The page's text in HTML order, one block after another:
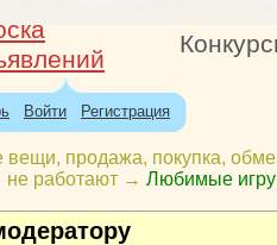
Войти Регистрация
вещи, продажа, покупка,
не работают → Любимые